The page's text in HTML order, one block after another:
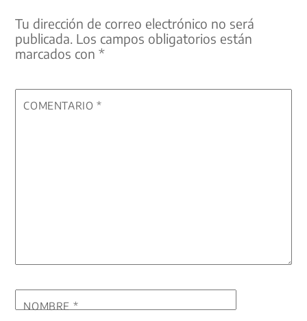
Tu dirección de correo electrónico no será
publicada. Los campos obligatorios están
marcados con*
COMENTARIO*
NOMBRE *